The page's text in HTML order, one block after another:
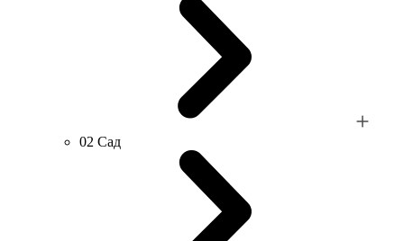
02 Сад